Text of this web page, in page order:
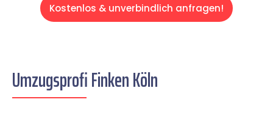
Kostenlos & unverbindlich anfragen!
Umzugsprofi Finken Köln